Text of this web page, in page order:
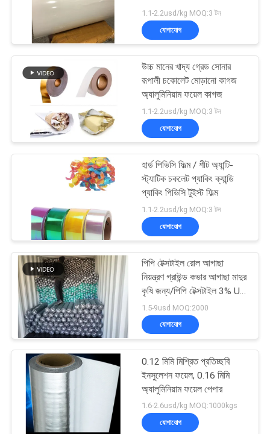
করুন
সাইট
ম্যাপ
গোপনীয়তা
রঙিন ধাতব ফিল্ম
25
সোনার রূপা কাগজ
স্বচ্ছ প্যাকেজিং ফিল্ম
1.1-2.2usd/kg MOQ:3 টন
যোগাযোগ
উচ্চ মানের খাদ্য গ্রেড সোনার
রূপালী চকোলেট মোড়ানো কাগজ
অ্যালুমিনিয়াম ফয়েল কাগজ
1.1-2.2usd/kg MOQ:3 টন
যোগাযোগ
হার্ড পিভিসি ফিল্ম / শীট অ্যান্টি-
স্ট্যাটিক চকলেট প্যাকিং ক্যান্ডি
প্যাকিং পিভিসি টুইস্ট ফিল্ম
1.1-2.2usd/kg MOQ:3 টন
যোগাযোগ
পিপি টেক্সটাইল রোল আগাছা
নিয়ন্ত্রণ গ্রাউন্ড কভার আগাছা মাদুর
কৃষি জন্য/পিপি টেক্সটাইল 3% UV
সঙ্গে
1.5-9usd MOQ:2000
যোগাযোগ
0.12 মিমি মিশ্রিত প্রতিচ্ছবি
ইনসুলেশন ফয়েল, 0.16 মিমি
অ্যালুমিনিয়াম ফয়েল পেপার
1.6-2.6usd/kg MOQ:1000kgs
যোগাযোগ